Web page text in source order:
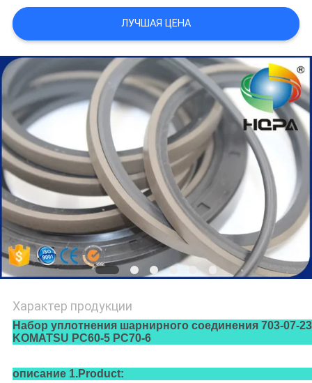
ЛУЧШАЯ ЦЕНА
Характер продукции
Набор уплотнения шарнирного соединения 703-07-
KOMATSU PC60-5 PC70-6
описание 1.Product: